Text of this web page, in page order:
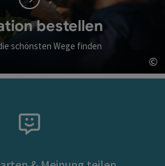
bestellen
schönsten Wege finden
©